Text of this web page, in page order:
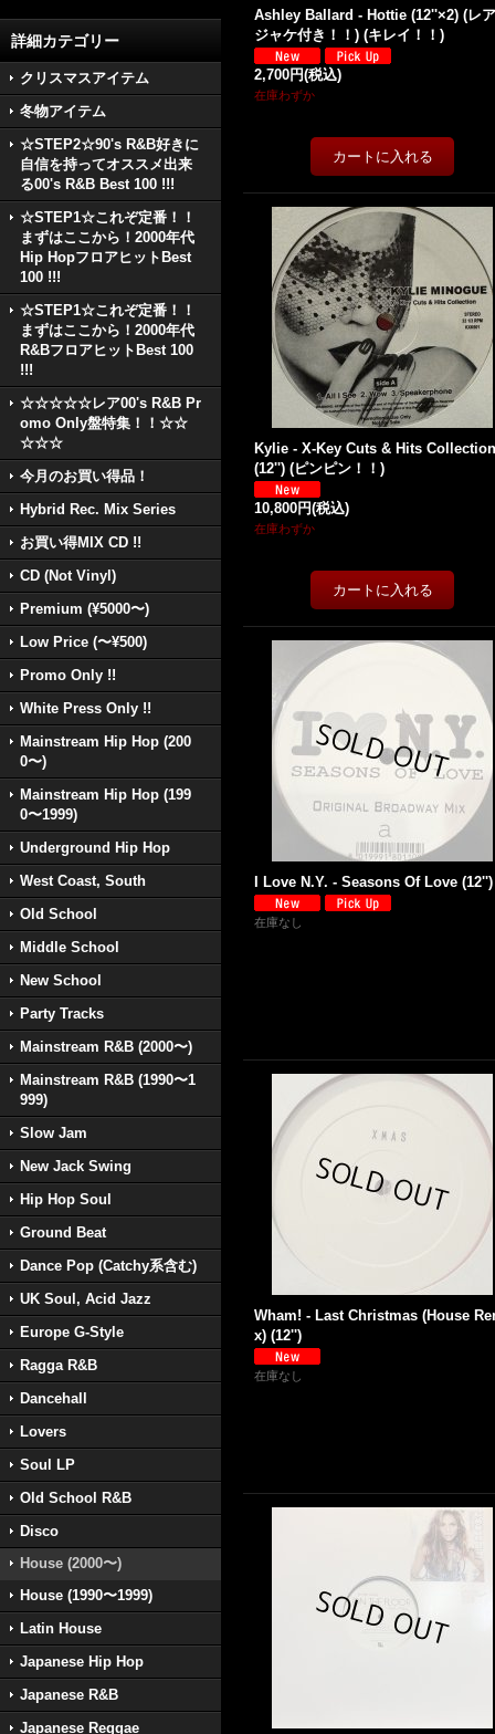
詳細カテゴリー
クリスマスアイテム
冬物アイテム
☆STEP2☆90's R&B好きに
自信を持ってオススメ出来
る00's R&B Best 100 !!!
☆STEP1☆これぞ定番！！
まずはここから！2000年代
Hip HopフロアヒットBest
100 !!!
☆STEP1☆これぞ定番！！
まずはここから！2000年代
R&BフロアヒットBest 100
!!!
☆☆☆☆☆レア00's R&B Pr
omo Only盤特集！！☆☆
☆☆☆
今月のお買い得品！
Hybrid Rec. Mix Series
お買い得MIX CD !!
CD (Not Vinyl)
Premium (¥5000〜)
Low Price (〜¥500)
Promo Only !!
White Press Only !!
Mainstream Hip Hop (200
0〜)
Mainstream Hip Hop (199
0〜1999)
Underground Hip Hop
West Coast, South
Old School
Middle School
New School
Party Tracks
Mainstream R&B (2000〜)
Mainstream R&B (1990〜1
999)
Slow Jam
New Jack Swing
Hip Hop Soul
Ground Beat
Dance Pop (Catchy系含む)
UK Soul, Acid Jazz
Europe G-Style
Ragga R&B
Dancehall
Lovers
Soul LP
Old School R&B
Disco
House (2000〜)
House (1990〜1999)
Latin House
Japanese Hip Hop
Japanese R&B
Japanese Reggae
Ashley Ballard - Hottie (12''×2) (レ
ジャケ付き！！) (キレイ！！)
2,700円(税込)
在庫わずか
Kylie - X-Key Cuts & Hits Collection
(12'') (ピンピン！！)
10,800円(税込)
在庫わずか
I Love N.Y. - Seasons Of Love (12'')
在庫なし
Wham! - Last Christmas (House
x) (12'')
在庫なし